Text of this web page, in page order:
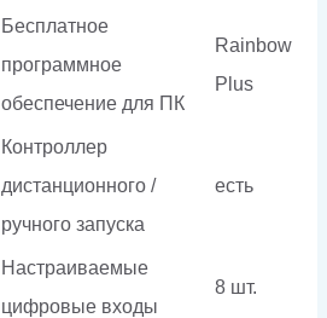
Бесплатное
программное
обеспечение для ПК
Rainbow
Plus
Контроллер
дистанционного /
ручного запуска
есть
Настраиваемые
цифровые входы
8 шт.